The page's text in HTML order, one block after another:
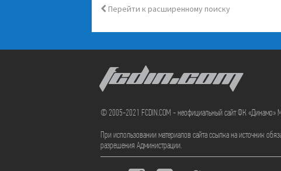
Перейти к расширенному поиску
FCDIN.COM
© 2005-2021 FCDIN.COM - неофициальный сайт ФК «Динамо»
При использовании материалов сайта ссылка на источник
разрешения Администрации.